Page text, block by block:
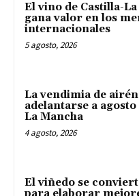
El vino de Castilla-
gana valor en los
internacionales
5 agosto, 2026
La vendimia de
adelantarse a
La Mancha
4 agosto, 2026
El viñedo se
para elaborar